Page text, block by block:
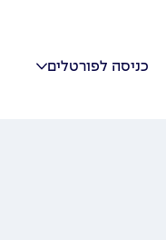
כניסה לפורטלים